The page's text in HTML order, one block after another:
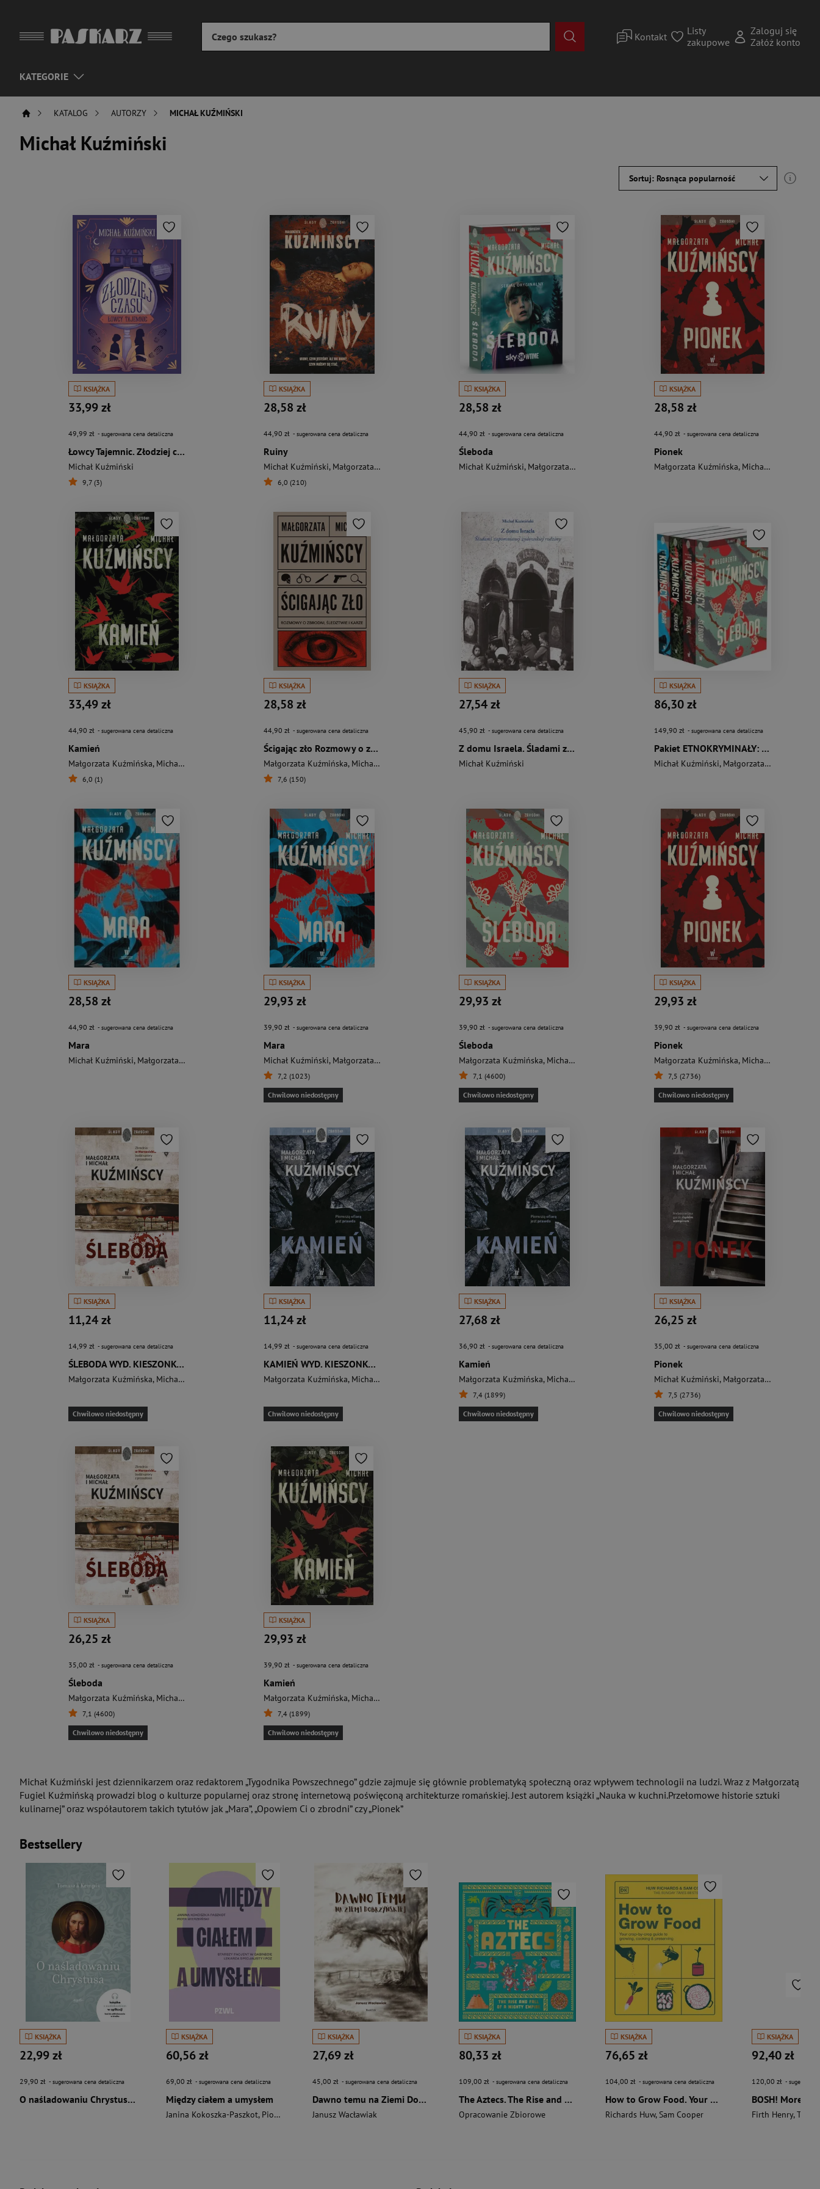
Kontakt
Listy
zakupowe
Zaloguj się
Załóż konto
KATEGORIE
KATALOG AUTORZY MICHAŁ KUŹMIŃSKI
Michał Kuźmiński
Sortuj: Rosnąca popularność
KSIĄŻKA
33,99 zł
49,99 zł - sugerowana cena detaliczna
Łowcy Tajemnic. Złodziej czasu
Michał Kuźmiński
9,7 (3)
KSIĄŻKA
28,58 zł
44,90 zł - sugerowana cena detaliczna
Ruiny
Michał Kuźmiński, Małgorzata Kuźmińska
6,0 (210)
KSIĄŻKA
28,58 zł
44,90 zł - sugerowana cena detaliczna
Śleboda
Michał Kuźmiński, Małgorzata Kuźmińska
KSIĄŻKA
28,58 zł
44,90 zł - sugerowana cena detaliczna
Pionek
Małgorzata Kuźmińska, Michał Kuźmiński
KSIĄŻKA
33,49 zł
44,90 zł - sugerowana cena detaliczna
Kamień
Małgorzata Kuźmińska, Michał Kuźmiński
6,0 (1)
KSIĄŻKA
28,58 zł
44,90 zł - sugerowana cena detaliczna
Ścigając zło Rozmowy o zbrodni, śledztwie i karze
Małgorzata Kuźmińska, Michał Kuźmiński
7,6 (150)
KSIĄŻKA
27,54 zł
45,90 zł - sugerowana cena detaliczna
Z domu Israela. Śladami zapomnianej żydowskiej...
Michał Kuźmiński
KSIĄŻKA
86,30 zł
149,90 zł - sugerowana cena detaliczna
Pakiet ETNOKRYMINAŁY: Śleboda / Pionek / Kamień / Mara
Michał Kuźmiński, Małgorzata Kuźmińska
KSIĄŻKA
28,58 zł
44,90 zł - sugerowana cena detaliczna
Mara
Michał Kuźmiński, Małgorzata Kuźmińska
KSIĄŻKA
29,93 zł
39,90 zł - sugerowana cena detaliczna
Mara
Michał Kuźmiński, Małgorzata Kuźmińska
7,2 (1023)
Chwilowo niedostępny
KSIĄŻKA
29,93 zł
39,90 zł - sugerowana cena detaliczna
Śleboda
Małgorzata Kuźmińska, Michał Kuźmiński
7,1 (4600)
Chwilowo niedostępny
KSIĄŻKA
29,93 zł
39,90 zł - sugerowana cena detaliczna
Pionek
Małgorzata Kuźmińska, Michał Kuźmiński
7,5 (2736)
Chwilowo niedostępny
KSIĄŻKA
11,24 zł
14,99 zł - sugerowana cena detaliczna
ŚLEBODA WYD. KIESZONKOWE
Małgorzata Kuźmińska, Michał Kuźmiński
Chwilowo niedostępny
KSIĄŻKA
11,24 zł
14,99 zł - sugerowana cena detaliczna
KAMIEŃ WYD. KIESZONKOWE B
Małgorzata Kuźmińska, Michał Kuźmiński
Chwilowo niedostępny
KSIĄŻKA
27,68 zł
36,90 zł - sugerowana cena detaliczna
Kamień
Małgorzata Kuźmińska, Michał Kuźmiński
7,4 (1899)
Chwilowo niedostępny
KSIĄŻKA
26,25 zł
35,00 zł - sugerowana cena detaliczna
Pionek
Michał Kuźmiński, Małgorzata Kuźmińska
7,5 (2736)
Chwilowo niedostępny
KSIĄŻKA
26,25 zł
35,00 zł - sugerowana cena detaliczna
Śleboda
Małgorzata Kuźmińska, Michał Kuźmiński
7,1 (4600)
Chwilowo niedostępny
KSIĄŻKA
29,93 zł
39,90 zł - sugerowana cena detaliczna
Kamień
Małgorzata Kuźmińska, Michał Kuźmiński
7,4 (1899)
Chwilowo niedostępny
Michał Kuźmiński jest dziennikarzem oraz redaktorem „Tygodnika Powszechnego” gdzie zajmuje się głównie problematyką społeczną oraz wpływem technologii na ludzi. Wraz z Małgorzatą
Fugiel Kuźmińską prowadzi blog o kulturze popularnej oraz stronę internetową poświęconą architekturze romańskiej. Jest autorem książki „Nauka w kuchni.Przełomowe historie sztuki
kulinarnej” oraz współautorem takich tytułów jak „Mara”, „Opowiem Ci o zbrodni” czy „Pionek”
Bestsellery
KSIĄŻKA
22,99 zł
29,90 zł - sugerowana cena detaliczna
O naśladowaniu Chrystusa wyd. 2026
KSIĄŻKA
60,56 zł
69,00 zł - sugerowana cena detaliczna
Między ciałem a umysłem
Janina Kokoszka-Paszkot, Piotr Wierzbiński
KSIĄŻKA
27,69 zł
45,00 zł - sugerowana cena detaliczna
Dawno temu na Ziemi Dobrzyńskiej
Janusz Wacławiak
KSIĄŻKA
80,33 zł
109,00 zł - sugerowana cena detaliczna
The Aztecs. The Rise and Fall of a Mighty Empire
Opracowanie Zbiorowe
KSIĄŻKA
76,65 zł
104,00 zł - sugerowana cena detaliczna
How to Grow Food. Your Crop-by-Crop Guide to Growing, Cooking, & Preserving
Richards Huw, Sam Cooper
KSIĄŻKA
92,40 zł
120,00 zł -
Firth Henry,